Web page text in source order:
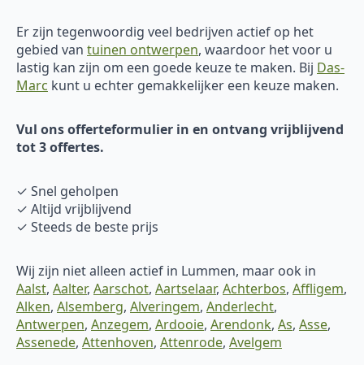
Er zijn tegenwoordig veel bedrijven actief op het
gebied van tuinen ontwerpen, waardoor het voor u
lastig kan zijn om een goede keuze te maken. Bij Das-
Marc kunt u echter gemakkelijker een keuze maken.
Vul ons offerteformulier in en ontvang vrijblijvend
tot 3 offertes.
✓ Snel geholpen
✓ Altijd vrijblijvend
✓ Steeds de beste prijs
Wij zijn niet alleen actief in Lummen, maar ook in
Aalst, Aalter, Aarschot, Aartselaar, Achterbos, Affligem,
Alken, Alsemberg, Alveringem, Anderlecht,
Antwerpen, Anzegem, Ardooie, Arendonk, As, Asse,
Assenede, Attenhoven, Attenrode, Avelgem